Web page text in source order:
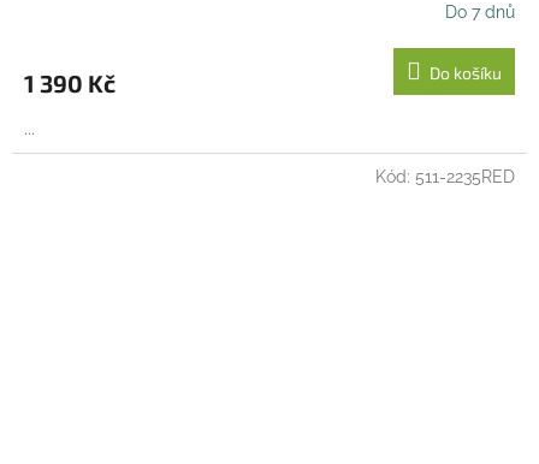
Do 7 dnů
1 390 Kč Do košíku
...
Kód: 511-2235RED